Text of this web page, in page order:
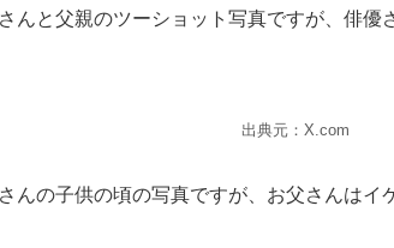
んと父親のツーショット写真ですが、俳優
出典元：X.com
んの子供の頃の写真ですが、お父さんはイ